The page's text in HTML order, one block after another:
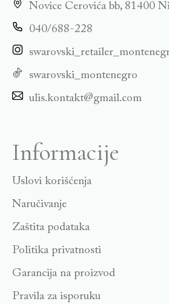
Novice Cerovića bb, 81400
040/688-228
swarovski_montenegro
ulis.kontakt@gmail.com
Informacije
Uslovi korišćenja
Naručivanje
Zaštita podataka
Politika privatnosti
Garancija na proizvod
Pravila za isporuku